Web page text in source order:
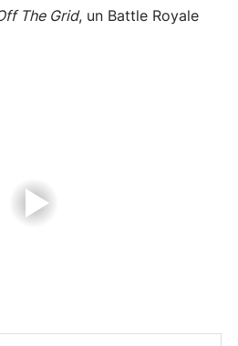
The Grid, un Battle Royale